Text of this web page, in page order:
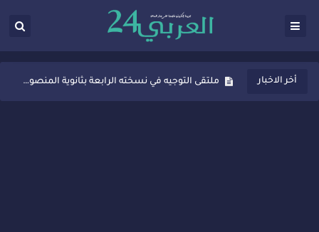
أخر الاخبار
ثانوية المنصور الذهبي بسيدي قاسم تُعزّز ثقافة التوجيه المدرسي بمبادرة نوعية تجمع بين التفاعل والتكريم
ملتقى التوجيه في نسخته الرابعة بثانوية المنصور الذهبي بسيدي قاسم